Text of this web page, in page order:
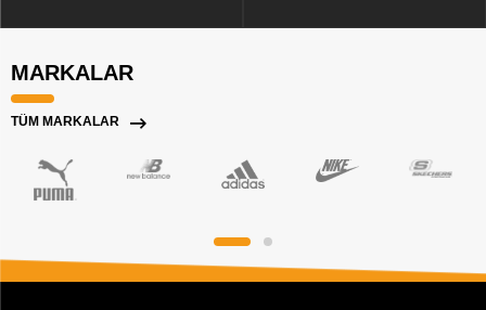
MARKALAR
TÜM MARKALAR